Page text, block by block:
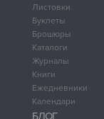
Листовки
Буклеты
Брошюры
Каталоги
Журналы
Книги
Ежедневники
Календари